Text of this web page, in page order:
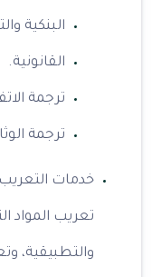
البنكية
القانونية.
ترجمة
ترجمة
خدمات
تعريب المواد
والتطبيقية،